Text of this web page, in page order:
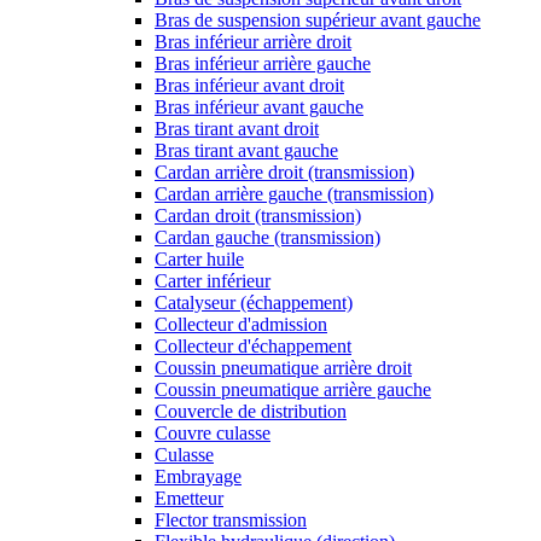
Bras de suspension supérieur avant gauche
Bras inférieur arrière droit
Bras inférieur arrière gauche
Bras inférieur avant droit
Bras inférieur avant gauche
Bras tirant avant droit
Bras tirant avant gauche
Cardan arrière droit (transmission)
Cardan arrière gauche (transmission)
Cardan droit (transmission)
Cardan gauche (transmission)
Carter huile
Carter inférieur
Catalyseur (échappement)
Collecteur d'admission
Collecteur d'échappement
Coussin pneumatique arrière droit
Coussin pneumatique arrière gauche
Couvercle de distribution
Couvre culasse
Culasse
Embrayage
Emetteur
Flector transmission